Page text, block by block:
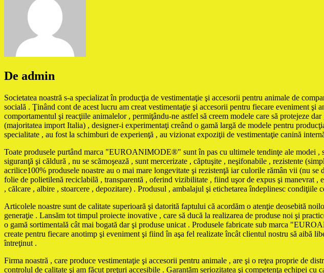
De admin
Societatea noastră s-a specializat în producţia de vestimentaţie şi accesorii pentru animale de
socială . Ţinând cont de acest lucru am creat vestimentaţie şi accesorii pentru fiecare eveniment
comportamentul şi reacţiile animalelor , permiţându-ne astfel să creem modele care să protejeze
(majoritatea import Italia) , designer-i experimentaţi creând o gamă largă de modele pentru
specialitate , au fost la schimburi de experienţă , au vizionat expoziţii de vestimentaţie canină
Toate produsele purtând marca "EUROANIMODE®" sunt în pas cu ultimele tendinţe ale modei ,
siguranţă şi căldură , nu se scămoşează , sunt mercerizate , căptuşite , neşifonabile , rezistente
acrilice100% produsele noastre au o mai mare longevitate şi rezistenţă iar culorile rămân vii (nu
folie de polietilenă reciclabilă , transparentă , oferind vizibilitate , fiind uşor de expus şi manevrat
, călcare , albire , stoarcere , depozitare) . Produsul , ambalajul şi etichetarea îndeplinesc condiţiile
Articolele noastre sunt de calitate superioară şi datorită faptului că acordăm o atenţie deosebită
generaţie . Lansăm tot timpul proiecte inovative , care să ducă la realizarea de produse noi şi
o gamă sortimentală cât mai bogată dar şi produse unicat . Produsele fabricate sub marca
create pentru fiecare anotimp şi eveniment şi fiind în aşa fel realizate încât clientul nostru să aibă
întreţinut .
Firma noastră , care produce vestimentaţie şi accesorii pentru animale , are şi o reţea proprie de
controlul de calitate şi am făcut preţuri accesibile . Garantăm seriozitatea şi competenţa echipei